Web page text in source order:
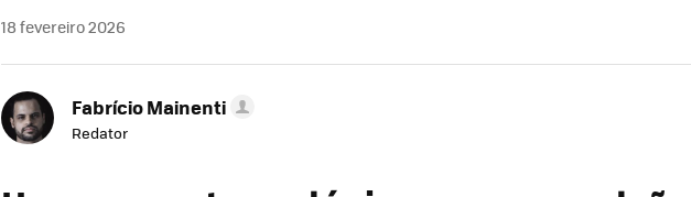
18 fevereiro 2026
Fabrício Mainenti
Redator